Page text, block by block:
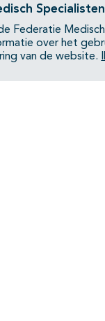
Federatie
over het
van de website.